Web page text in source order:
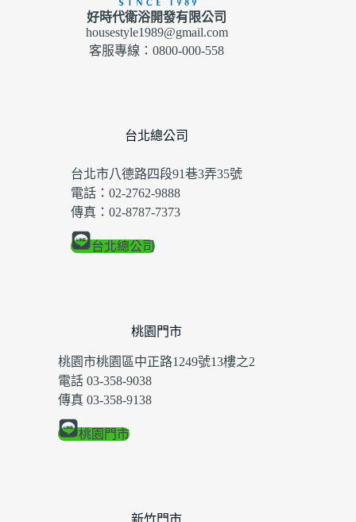
好時代衛浴開發有限公司
housestyle1989@gmail.com
客服專線：0800-000-558
台北總公司
台北市八德路四段91巷3弄35號
電話：02-2762-9888
傳真：02-8787-7373
台北總公司
桃園門市
桃園市桃園區中正路1249號13樓之2
電話 03-358-9038
傳真 03-358-9138
桃園門市